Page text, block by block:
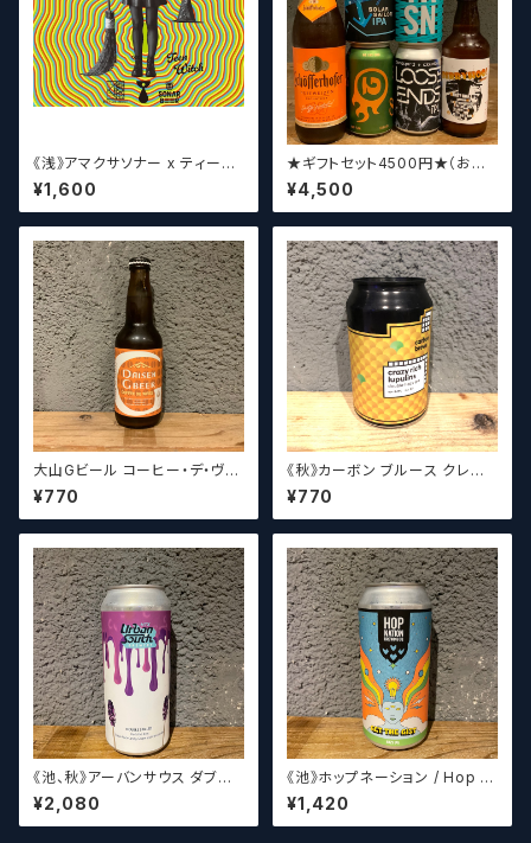
《浅》アマクサソナー x ティーン
エイジ x ウィッチクラフト / Am
akusa sonar x Teenage Br
ewing ×WITCH CRAFT Tee
ズ】
¥1,600
★ギフトセット4500円★（お好
みに合わせて5〜6本チョイスさ
せていただきます）【クラフトビー
ル】
¥4,500
大山Gビール コーヒー・デ・ヴァ
イス【クラフトビール】
¥770
《秋》カーボン ブルース クレイ
ジーリッチルプリンズ Carbo
n Brews Crazy rich Lupulin
s【クラフトビール】
¥770
《池、秋》アーバンサウス ダブル
スピルド ロックザボート / Urba
n South HTX Double Spille
d: Rock the Boat【クラフトビ
¥2,080
《池》ホップネーション / Hop N
ation Get The Gist
¥1,420